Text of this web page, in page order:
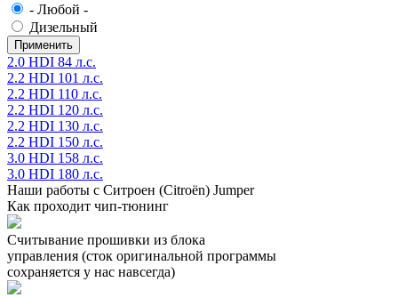
- Любой -
Дизельный
2.0 HDI 84 л.с.
2.2 HDI 101 л.с.
2.2 HDI 110 л.с.
2.2 HDI 120 л.с.
2.2 HDI 130 л.с.
2.2 HDI 150 л.с.
3.0 HDI 158 л.с.
3.0 HDI 180 л.с.
Наши работы с Ситроен (Citroën) Jumper
Как проходит чип-тюнинг
Считывание прошивки из блока
управления (сток оригинальной программы
сохраняется у нас навсегда)